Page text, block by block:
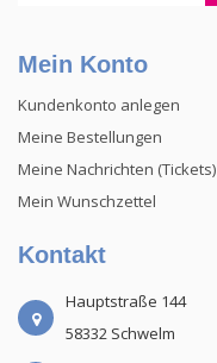
Mein Konto
Kundenkonto anlegen
Meine Bestellungen
Meine Nachrichten (Tickets)
Mein Wunschzettel
Kontakt
Hauptstraße 144
58332 Schwelm